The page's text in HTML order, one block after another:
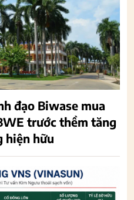
đạo Biwase mua
trước thềm tăng
hiện hữu